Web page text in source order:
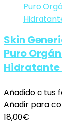
Skin
Puro
Hidratante
Añadido a tus
Añadir para
18,00€